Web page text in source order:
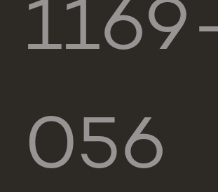
056